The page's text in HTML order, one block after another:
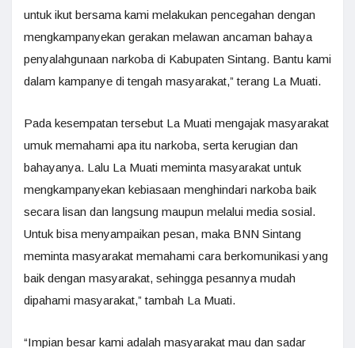
untuk ikut bersama kami melakukan pencegahan dengan
mengkampanyekan gerakan melawan ancaman bahaya
penyalahgunaan narkoba di Kabupaten Sintang. Bantu kami
dalam kampanye di tengah masyarakat,” terang La Muati.
Pada kesempatan tersebut La Muati mengajak masyarakat
umuk memahami apa itu narkoba, serta kerugian dan
bahayanya. Lalu La Muati meminta masyarakat untuk
mengkampanyekan kebiasaan menghindari narkoba baik
secara lisan dan langsung maupun melalui media sosial.
Untuk bisa menyampaikan pesan, maka BNN Sintang
meminta masyarakat memahami cara berkomunikasi yang
baik dengan masyarakat, sehingga pesannya mudah
dipahami masyarakat,” tambah La Muati.
“Impian besar kami adalah masyarakat mau dan sadar